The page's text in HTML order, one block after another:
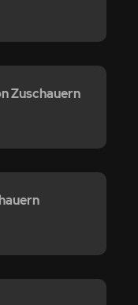
Zuschauern